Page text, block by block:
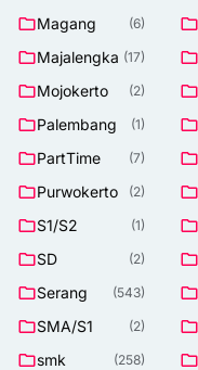
Magang (6)
Majalengka (17)
Mojokerto (2)
Palembang (1)
PartTime (7)
Purwokerto (2)
S1/S2 (1)
SD (2)
Serang (543)
SMA/S1 (2)
smk (258)